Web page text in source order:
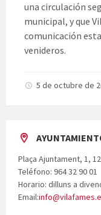
una circulación
municipal, y que
comunicación
venideros.
5 de octubre de
Plaça Ajuntament, 1,
Teléfono: 964 32 90 01
Horario: dilluns a
Email: